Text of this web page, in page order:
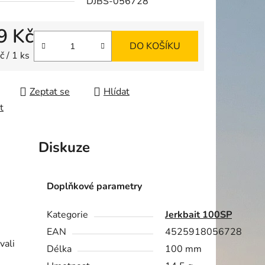
Kč
/ 1 ks
DO KOŠÍKU
Zeptat se
Hlídat
Diskuze
Doplňkové parametry
Kategorie
Jerkbait 100SP
EAN
4525918056728
Délka
100 mm